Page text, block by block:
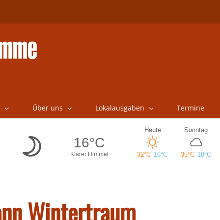
Über uns Lokalausgaben Termine
Wintertraum